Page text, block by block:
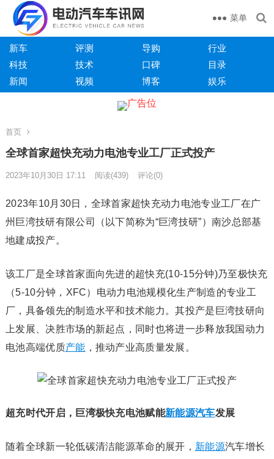
菜单
新车 评测 导购
行业
科技
技术 口碑
目录
新闻
视频 博客 娱乐
首页
全球首家超快充动力电池专业工厂正式投产
2023年10月30日 17:11 阅读(439) 评论(0)
2023年10月30日，全球首家超快充动力电池专业工厂在广
州巨湾技研有限公司（以下简称为“巨湾技研”）南沙总部基
地建成投产。
该工厂是全球首家面向先进的超快充(10-15分钟)乃至极快充
（5-10分钟，XFC）电动力电池规模化生产制造的专业工
厂，具备领先的制造水平和技术能力。其投产是巨湾技研向
上发展、决胜市场的新起点，同时也将进一步释放我国动力
电池高端优质产能 ，推动产业高质量发展。
超充时代开启，巨湾极快充电池赋能新能源汽车发展
随着全球新一轮低碳清洁能源革命的展开， 新能源汽车增长